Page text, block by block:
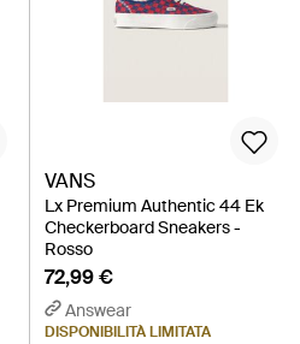
VANS
Lx Premium Authentic 44 Ek
Checkerboard Sneakers -
Rosso
72,99 €
Answear
DISPONIBILITÀ LIMITATA